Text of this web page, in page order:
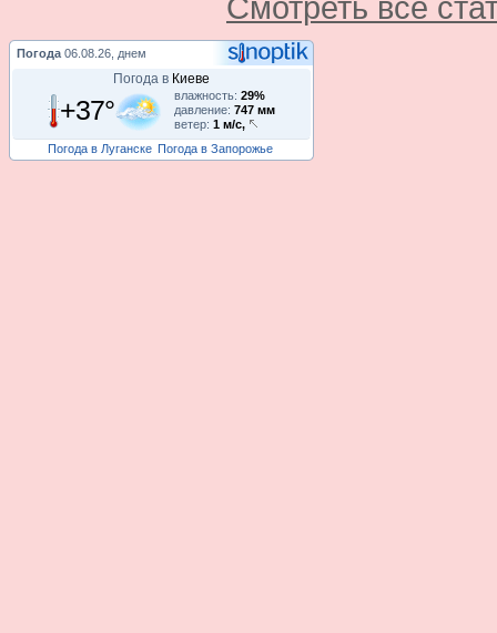
Погода 06.08.26, днем
Погода в Киеве
+37° влажность: 29%
давление: 747 мм
ветер: 1 м/с,
Погода в Луганске Погода в Запорожье